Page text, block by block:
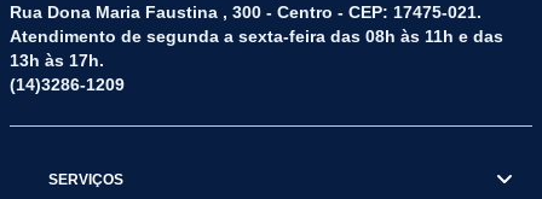
Rua Dona Maria Faustina , 300 - Centro - CEP: 17475-021.
Atendimento de segunda a sexta-feira das 08h às 11h e das
13h às 17h.
(14)3286-1209
SERVIÇOS